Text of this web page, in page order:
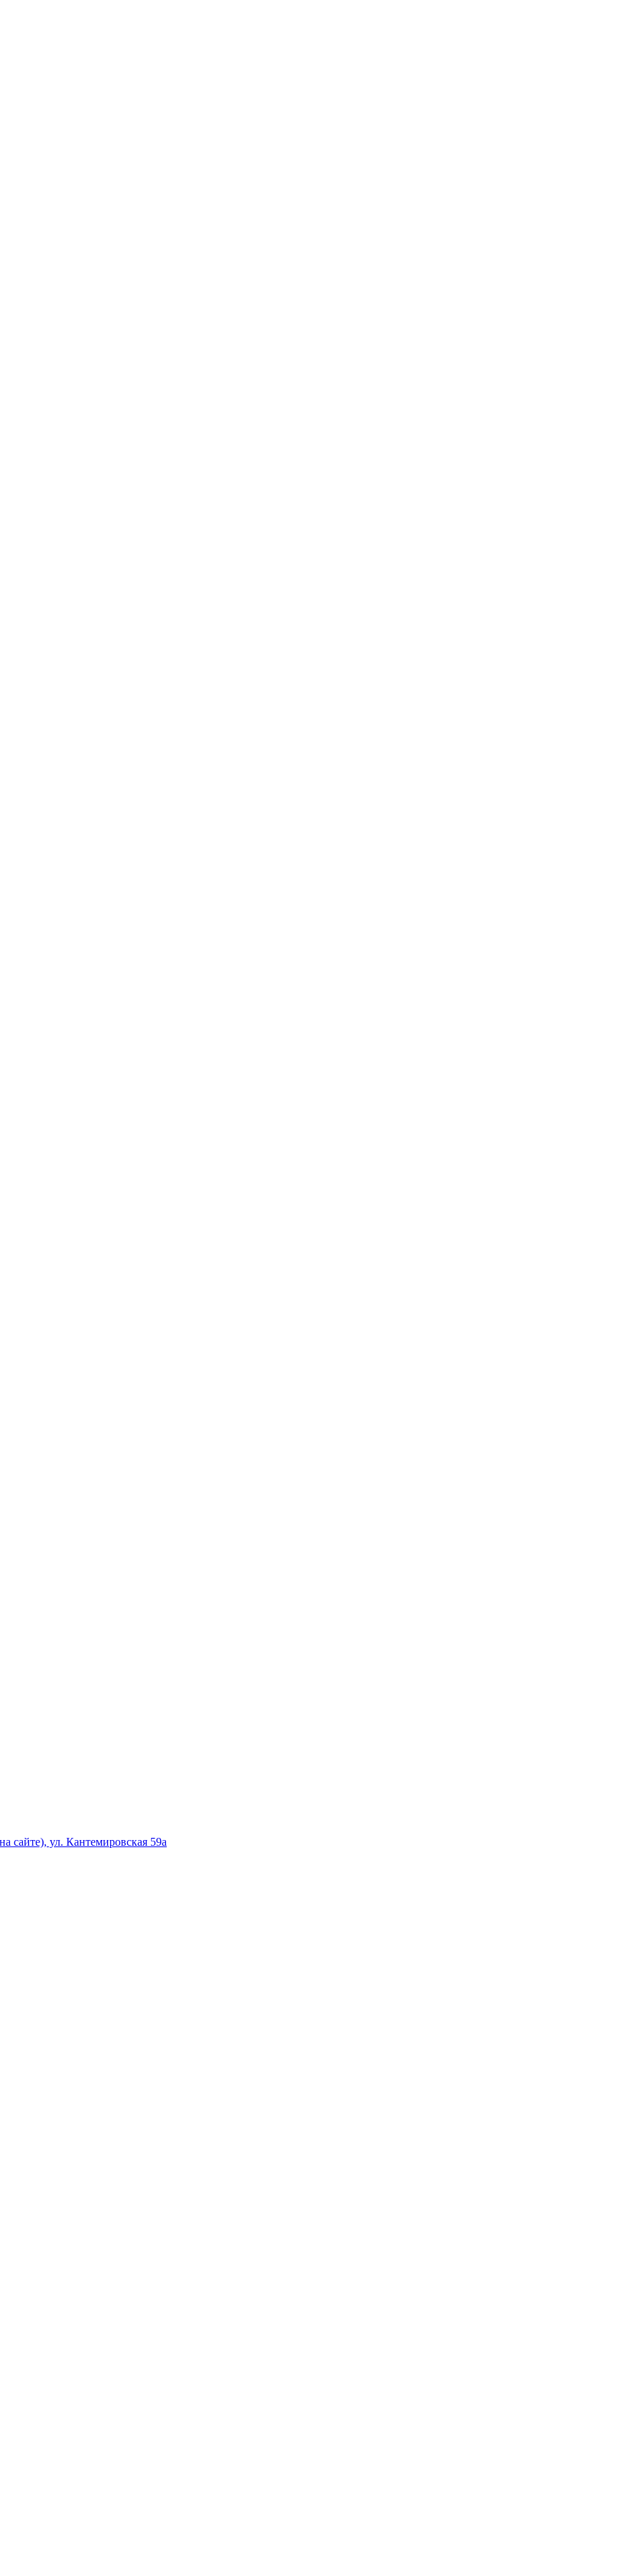
сайте), ул. Кантемировская 59а